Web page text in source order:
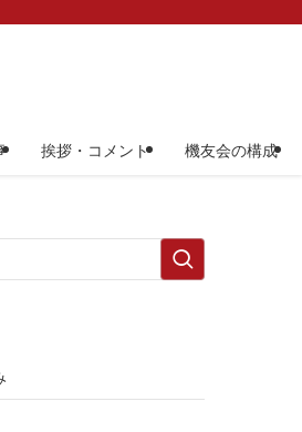
挨拶・コメント 機友会の構成